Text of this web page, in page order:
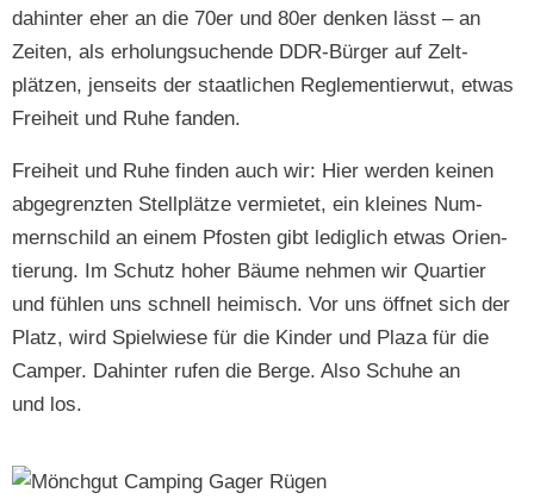
dahin­ter eher an die 70er und 80er denken lässt – an
Zeit­en, als erhol­ung­suchende DDR-Bürg­er auf Zelt­
plätzen, jen­seits der staatlichen Regle­men­tier­wut, etwas
Frei­heit und Ruhe fanden.
Frei­heit und Ruhe find­en auch wir: Hier wer­den keinen
abge­gren­zten Stellplätze ver­mi­etet, ein kleines Num­
mern­schild an einem Pfos­ten gibt lediglich etwas Ori­en­
tierung. Im Schutz hoher Bäume nehmen wir Quarti­er
und fühlen uns schnell heimisch. Vor uns öffnet sich der
Platz, wird Spiel­wiese für die Kinder und Plaza für die
Camper. Dahin­ter rufen die Berge. Also Schuhe an
und los.